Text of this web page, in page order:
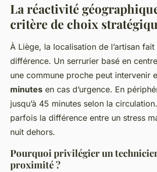
La réactivité
critère de choix
À Liège, la localisation de l’artisan fait
différence. Un serrurier basé en
une commune proche peut intervenir
minutes en cas d’urgence. En
jusqu’à 45 minutes selon la
parfois la différence entre un stress
nuit dehors.
Pourquoi privilégier un
proximité ?